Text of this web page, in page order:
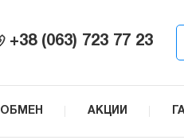
+38 (063) 723 77 23
ОБМЕН АКЦИИ